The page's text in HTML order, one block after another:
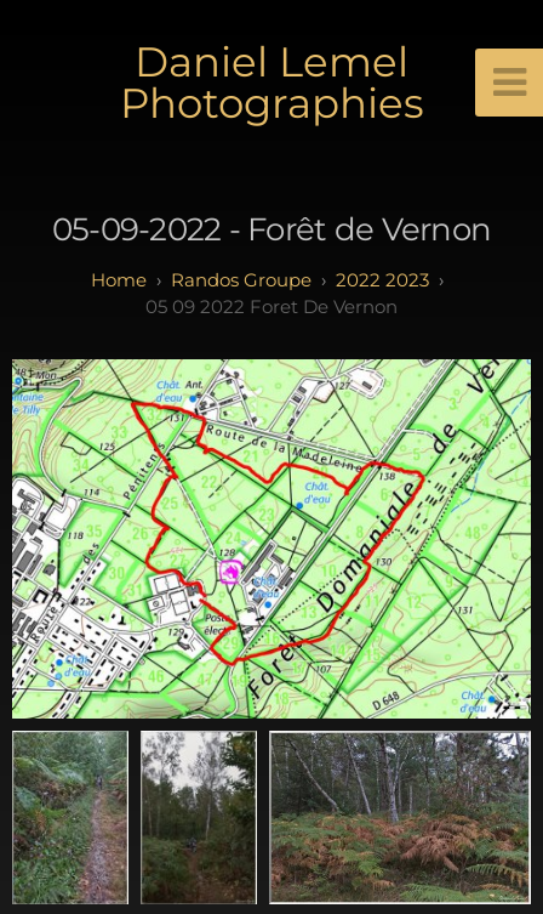
Daniel Lemel
Photographies
05-09-2022 - Forêt de Vernon
Randos Groupe
2022 2023
05 09 2022 Foret De Vernon